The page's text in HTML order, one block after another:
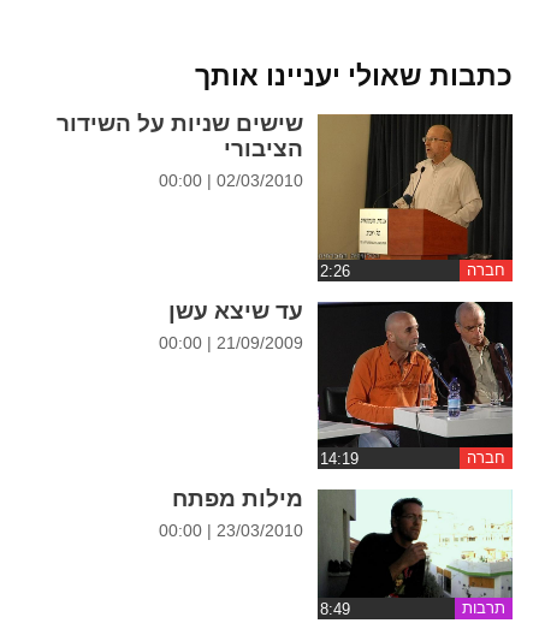
כל
משוב
כתבות שאולי יעניינו אותך
חברה
שישים שניות על השידור
הציבורי
02/03/2010 | 00:00
חברה
עד שיצא עשן
21/09/2009 | 00:00
תרבות
מילות מפתח
23/03/2010 | 00:00